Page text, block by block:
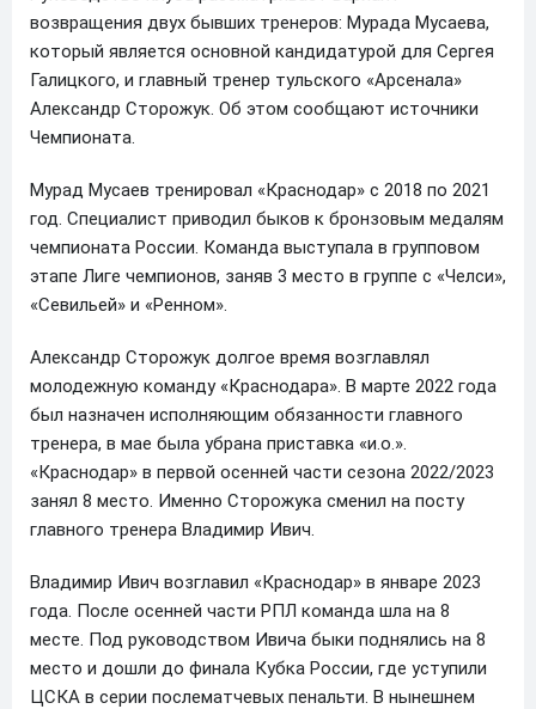
возвращения двух бывших тренеров: Мурада Мусаева,
который является основной кандидатурой для Сергея
Галицкого, и главный тренер тульского «Арсенала»
Александр Сторожук. Об этом сообщают источники
Чемпионата.
Мурад Мусаев тренировал «Краснодар» с 2018 по 2021
год. Специалист приводил быков к бронзовым медалям
чемпионата России. Команда выступала в групповом
этапе Лиге чемпионов, заняв 3 место в группе с «Челси»,
«Севильей» и «Ренном».
Александр Сторожук долгое время возглавлял
молодежную команду «Краснодара». В марте 2022 года
был назначен исполняющим обязанности главного
тренера, в мае была убрана приставка «и.о.».
«Краснодар» в первой осенней части сезона 2022/2023
занял 8 место. Именно Сторожука сменил на посту
главного тренера Владимир Ивич.
Владимир Ивич возглавил «Краснодар» в январе 2023
года. После осенней части РПЛ команда шла на 8
месте. Под руководством Ивича быки поднялись на 8
место и дошли до финала Кубка России, где уступили
ЦСКА в серии послематчевых пенальти. В нынешнем